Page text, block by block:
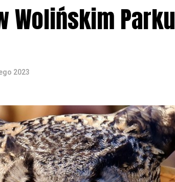
Wolińskim Parku
2023